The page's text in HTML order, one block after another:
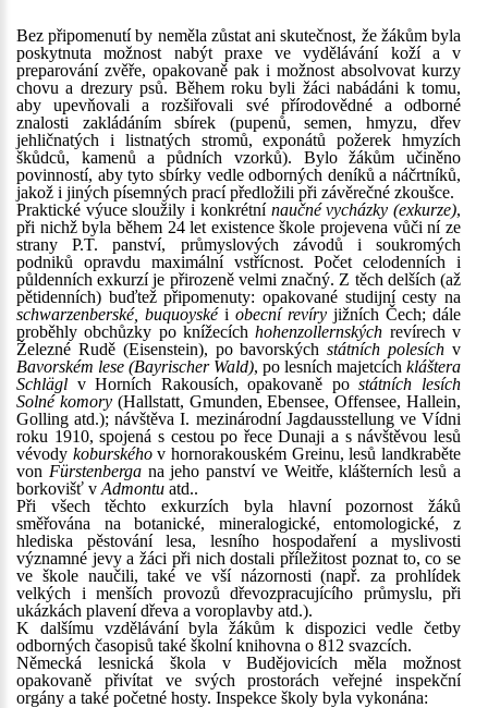
Bez připomenutí by neměla zůstat ani skutečnost, že žákům byla
poskytnuta možnost nabýt praxe ve vydělávání koží a v
preparování zvěře, opakovaně pak i možnost absolvovat kurzy
chovu a drezury psů. Během roku byli žáci nabádáni k tomu,
aby upevňovali a rozšiřovali své přírodovědné a odborné
znalosti zakládáním sbírek (pupenů, semen, hmyzu, dřev
jehličnatých i listnatých stromů, exponátů požerek hmyzích
škůdců, kamenů a půdních vzorků). Bylo žákům učiněno
povinností, aby tyto sbírky vedle odborných deníků a náčrtníků,
jakož i jiných písemných prací předložili při závěrečné zkoušce.
Praktické výuce sloužily i konkrétní naučné vycházky (exkurze),
při nichž byla během 24 let existence škole projevena vůči ní ze
strany P.T. panství, průmyslových závodů i soukromých
podniků opravdu maximální vstřícnost. Počet celodenních i
půldenních exkurzí je přirozeně velmi značný. Z těch delších (až
pětidenních) buďtež připomenuty: opakované studijní cesty na
schwarzenberské, buquoyskéi obecní revíry jižních Čech; dále
proběhly obchůzky po knížecíchhohenzollernských revírech v
Železné Rudě (Eisenstein), po bavorskýchstátních polesích v
Bavorském lese (Bayrischer Wald), po lesních majetcích kláštera
Schlägl v Horních Rakousích, opakovaně postátních lesích
Solné komory(Hallstatt, Gmunden, Ebensee, Offensee, Hallein,
Golling atd.); návštěva I. mezinárodní Jagdausstellung ve Vídni
roku 1910, spojená s cestou po řece Dunaji a s návštěvou lesů
vévody koburskéhov hornorakouském Greinu, lesů landkraběte
von Fürstenbergana jeho panství ve Weitře, klášterních lesů a
borkovišť v Admontu atd..
Při všech těchto exkurzích byla hlavní pozornost žáků
směřována na botanické, mineralogické, entomologické, z
hlediska pěstování lesa, lesního hospodaření a myslivosti
významné jevy a žáci při nich dostali příležitost poznat to, co se
ve škole naučili, také ve vší názornosti (např. za prohlídek
velkých i menších provozů dřevozpracujícího průmyslu, při
ukázkách plavení dřeva a voroplavby atd.).
K dalšímu vzdělávání byla žákům k dispozici vedle četby
odborných časopisů také školní knihovna o 812 svazcích.
Německá lesnická škola v Budějovicích měla možnost
opakovaně přivítat ve svých prostorách veřejné inspekční
orgány a také početné hosty. Inspekce školy byla vykonána: